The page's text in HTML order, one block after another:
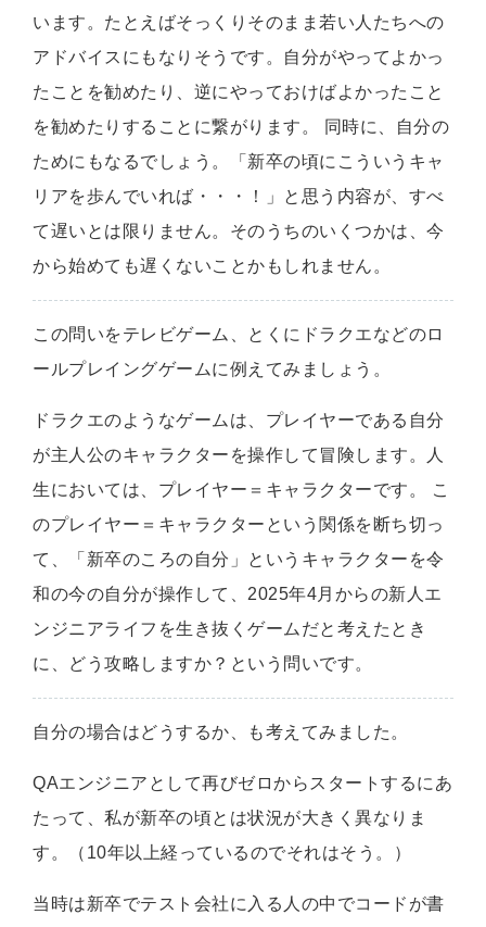
います。たとえばそっくりそのまま若い人たちへの
アドバイスにもなりそうです。自分がやってよかっ
たことを勧めたり、逆にやっておけばよかったこと
を勧めたりすることに繋がります。 同時に、自分の
ためにもなるでしょう。「新卒の頃にこういうキャ
リアを歩んでいれば・・・！」と思う内容が、すべ
て遅いとは限りません。そのうちのいくつかは、今
から始めても遅くないことかもしれません。
この問いをテレビゲーム、とくにドラクエなどのロ
ールプレイングゲームに例えてみましょう。
ドラクエのようなゲームは、プレイヤーである自分
が主人公のキャラクターを操作して冒険します。人
生においては、プレイヤー＝キャラクターです。 こ
のプレイヤー＝キャラクターという関係を断ち切っ
て、「新卒のころの自分」というキャラクターを令
和の今の自分が操作して、2025年4月からの新人エ
ンジニアライフを生き抜くゲームだと考えたとき
に、どう攻略しますか？という問いです。
自分の場合はどうするか、も考えてみました。
QAエンジニアとして再びゼロからスタートするにあ
たって、私が新卒の頃とは状況が大きく異なりま
す。（10年以上経っているのでそれはそう。）
当時は新卒でテスト会社に入る人の中でコードが書